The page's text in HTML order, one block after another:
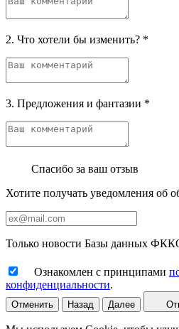
2. Что хотели бы изменить? *
3. Предложения и фантазии *
Спасибо за ваш отзыв
Хотите получать уведомления об
Только новости Базы данных
Ознакомлен с принципами
конфиденциальности.
Отменить Назад Далее